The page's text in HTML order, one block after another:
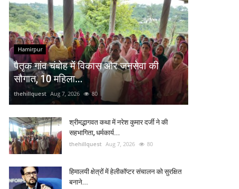
Hamirpur
पैतृक गांव चंबोह में विकास और जनसेवा की
सौगात, 10 महिला...
thehillquest Aug 7, 2026 80
श्रीमद्भागवत कथा में नरेश कुमार दर्जी ने की
सहभागिता, धर्मकार्य...
thehillquest Aug 7, 2026 80
हिमालयी क्षेत्रों में हेलीकॉप्टर संचालन को सुरक्षित
बनाने...